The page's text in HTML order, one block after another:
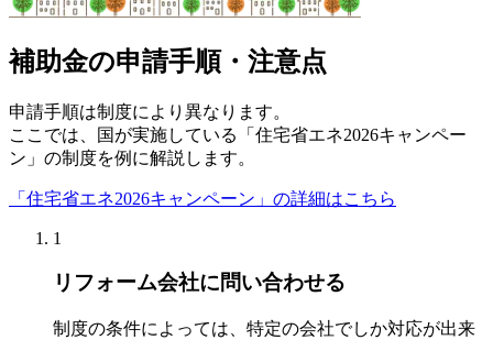
補助金の申請手順・注意点
申請手順は制度により異なります。
ここでは、国が実施している「住宅省エネ2026キャンペー
ン」の制度を例に解説します。
「住宅省エネ2026キャンペーン」の詳細はこちら
1
リフォーム会社に問い合わせる
制度の条件によっては、特定の会社でしか対応が出来